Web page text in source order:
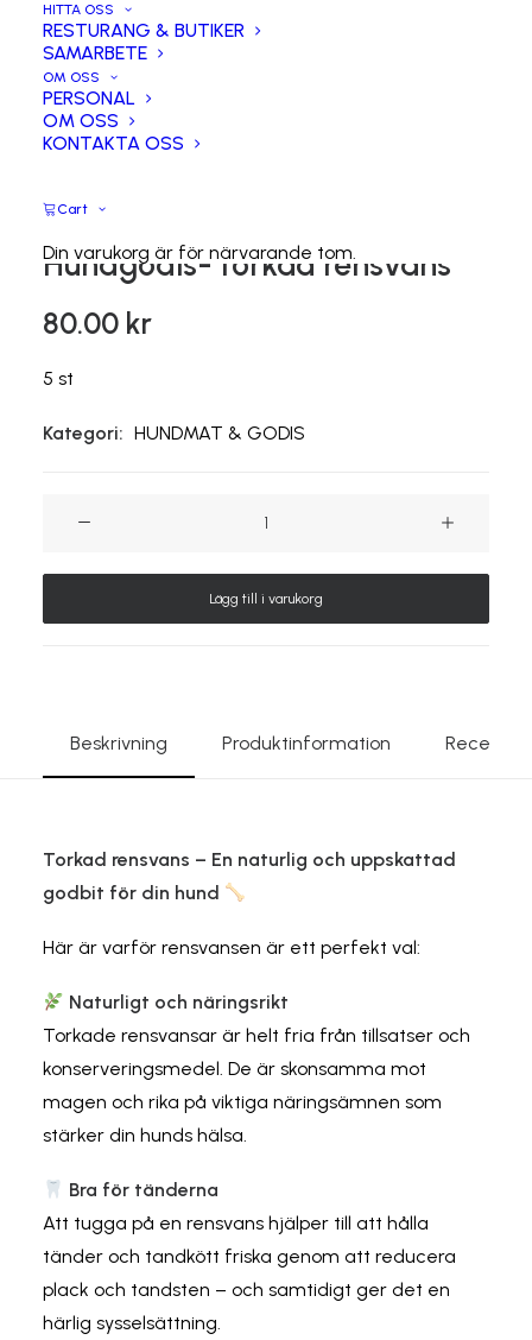
HITTA OSS
RESTURANG & BUTIKER
SAMARBETE
OM OSS
PERSONAL
OM OSS
KONTAKTA OSS
Cart
Din varukorg är för närvarande tom.
Hundgodis- torkad rensvans
80.00 kr
5 st
Kategori: HUNDMAT & GODIS
rensvans
Lägg till i varukorg
Beskrivning Produktinformation
Torkad rensvans – En naturlig och uppskattad
godbit för din hund
Här är varför rensvansen är ett perfekt val:
Naturligt och näringsrikt
Torkade rensvansar är helt fria från tillsatser och
konserveringsmedel. De är skonsamma mot
magen och rika på viktiga näringsämnen som
stärker din hunds hälsa.
Bra för tänderna
Att tugga på en rensvans hjälper till att hålla
tänder och tandkött friska genom att reducera
plack och tandsten – och samtidigt ger det en
härlig sysselsättning.